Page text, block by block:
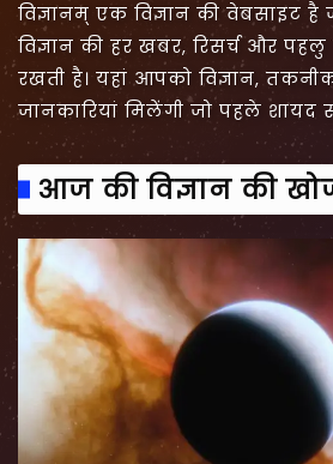
विज्ञानम् एक विज्ञान की वेबसाइट है
विज्ञान की हर खबर, रिसर्च और
रखती है। यहां आपको विज्ञान,
जानकारियां मिलेंगी जो पहले शायद
आज की विज्ञान की